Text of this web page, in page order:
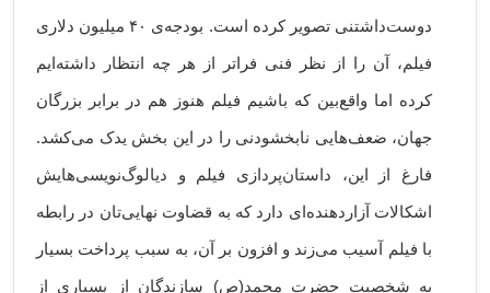
دوست‌داشتنی تصویر کرده است. بودجه‌ی ۴۰ میلیون دلاری
فیلم، آن را از نظر فنی فراتر از هر چه انتظار داشته‌ایم
کرده اما واقع‌بین که باشیم فیلم هنوز هم در برابر بزرگان
جهان، ضعف‌هایی نابخشودنی را در این بخش یدک می‌کشد.
فارغ از این، داستان‌پردازی فیلم و دیالوگ‌نویسی‌هایش
اشکالات آزاردهنده‌ای دارد که به قضاوت نهایی‌تان در رابطه
با فیلم آسیب می‌زند و افزون بر آن، به سبب پرداخت بسیار
به شخصیت حضرت محمد(ص) سازندگان از بسیاری از